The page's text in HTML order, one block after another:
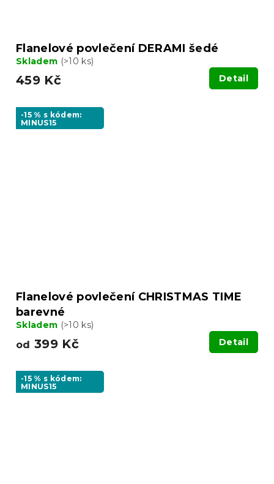
Flanelové povlečení DERAMI šedé
Skladem (>10 ks)
459 Kč Detail
-15 % s kódem:
MINUS15
Flanelové povlečení CHRISTMAS TIME
barevné
Skladem (>10 ks)
od 399 Kč Detail
-15 % s kódem:
MINUS15